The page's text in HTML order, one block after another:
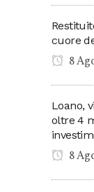
cuore
8
Loano,
oltre 4
8